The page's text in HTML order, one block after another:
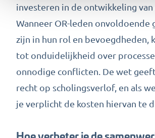
investeren in de ontwikkeling van
Wanneer OR-leden onvoldoende
zijn in hun rol en bevoegdheden,
tot onduidelijkheid over
onnodige conflicten. De wet
recht op scholingsverlof, en als
je verplicht de kosten hiervan te